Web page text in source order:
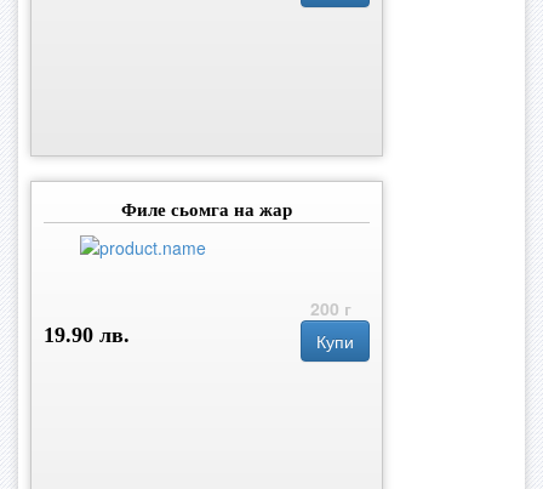
Филе сьомга на жар
200 г
19.90 лв.
Купи